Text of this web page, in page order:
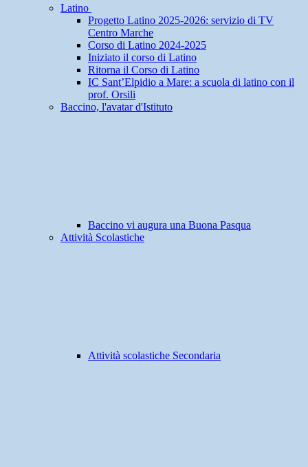
Latino
Progetto Latino 2025-2026: servizio di TV
Centro Marche
Corso di Latino 2024-2025
Iniziato il corso di Latino
Ritorna il Corso di Latino
IC Sant’Elpidio a Mare: a scuola di latino con il
prof. Orsili
Baccino, l'avatar d'Istituto
Baccino vi augura una Buona Pasqua
Attività Scolastiche
Attività scolastiche Secondaria